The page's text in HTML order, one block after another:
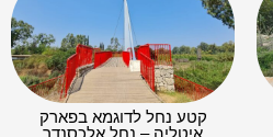
קטע נחל לדוגמא בפארק
איטליה – נחל אלכסנדר